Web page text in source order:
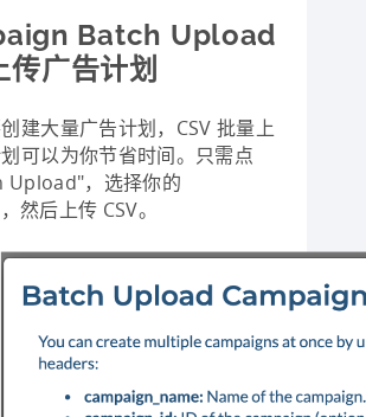
Batch Upload
传广告计划
建大量广告计划，CSV 批量上
可以为你节省时间。只需点
Upload"，选择你的
然后上传 CSV。